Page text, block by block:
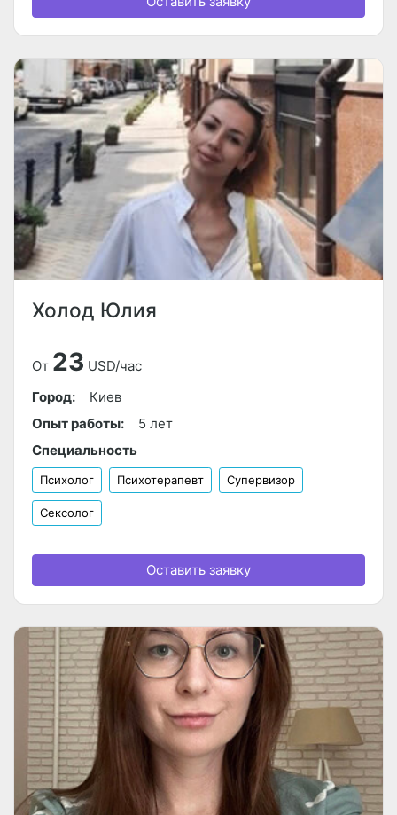
Холод Юлия
От 23 USD/час
Город:
Киев
Опыт работы:
5 лет
Специальность
Психолог Психотерапевт Супервизор
Сексолог
Оставить заявку